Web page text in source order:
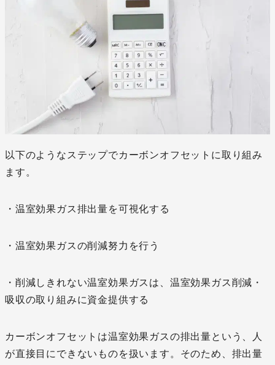
以下のようなステップでカーボンオフセットに取り組み
ます。
・温室効果ガス排出量を可視化する
・温室効果ガスの削減努力を行う
・削減しきれない温室効果ガスは、温室効果ガス削減・
吸収の取り組みに資金提供する
カーボンオフセットは温室効果ガスの排出量という、人
が直接目にできないものを扱います。そのため、排出量